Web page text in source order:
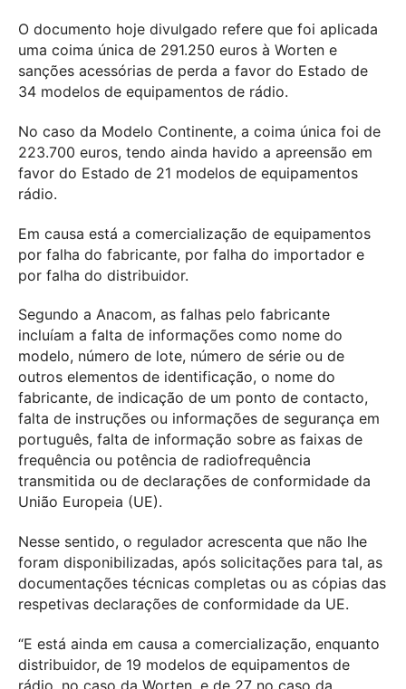
O documento hoje divulgado refere que foi aplicada
uma coima única de 291.250 euros à Worten e
sanções acessórias de perda a favor do Estado de
34 modelos de equipamentos de rádio.
No caso da Modelo Continente, a coima única foi de
223.700 euros, tendo ainda havido a apreensão em
favor do Estado de 21 modelos de equipamentos
rádio.
Em causa está a comercialização de equipamentos
por falha do fabricante, por falha do importador e
por falha do distribuidor.
Segundo a Anacom, as falhas pelo fabricante
incluíam a falta de informações como nome do
modelo, número de lote, número de série ou de
outros elementos de identificação, o nome do
fabricante, de indicação de um ponto de contacto,
falta de instruções ou informações de segurança em
português, falta de informação sobre as faixas de
frequência ou potência de radiofrequência
transmitida ou de declarações de conformidade da
União Europeia (UE).
Nesse sentido, o regulador acrescenta que não lhe
foram disponibilizadas, após solicitações para tal, as
documentações técnicas completas ou as cópias das
respetivas declarações de conformidade da UE.
“E está ainda em causa a comercialização, enquanto
distribuidor, de 19 modelos de equipamentos de